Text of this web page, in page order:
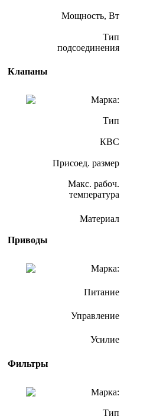
Мощность, Вт
Тип
подсоединения
Клапаны
Марка:
Тип
КВС
Присоед. размер
Макс. рабоч.
температура
Материал
Приводы
Марка:
Питание
Управление
Усилие
Фильтры
Марка:
Тип